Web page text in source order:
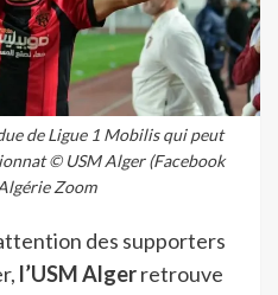
de Ligue 1 Mobilis qui peut
© USM Alger (Facebook
Zoom
des supporters
l’USM Algerretrouve